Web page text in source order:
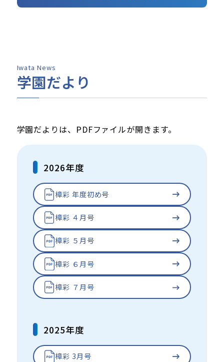
Iwata News
学園だより
学園だよりは、PDFファイルが開きます。
2026年度
樟彩 年度初め号
樟彩 ４月号
樟彩 ５月号
樟彩 ６月号
樟彩 ７月号
2025年度
樟彩 3月号